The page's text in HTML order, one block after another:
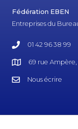
Fédération EBEN
Entreprises du
01 42 96 38 99
69 rue Ampère,
Nous écrire